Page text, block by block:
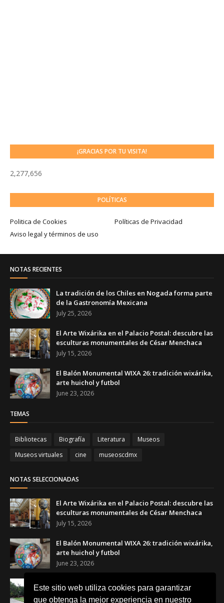
Este sitio web utiliza cookies para garantizar
que obtenga la mejor experiencia en nuestro
¡GRACIAS POR TU VISITA!
2,277,656
POLÍTICAS
Politica de Cookies
Políticas de Privacidad
Aviso legal y términos de uso
NOTAS RECIENTES
La tradición de los Chiles en Nogada forma parte
de la Gastronomía Mexicana
July 25, 2026
El Arte Wixárika en el Palacio Postal: descubre las
esculturas monumentales de César Menchaca
July 15, 2026
El Balón Monumental WIXA 26: tradición wixárika,
arte huichol y futbol
June 23, 2026
TEMAS
Bibliotecas Biografía Literatura
Museos
Museos virtuales
cine museoscdmx
NOTAS SELECCIONADAS
El Arte Wixárika en el Palacio Postal: descubre las
esculturas monumentales de César Menchaca
July 15, 2026
El Balón Monumental WIXA 26: tradición wixárika,
arte huichol y futbol
June 23, 2026
Canchas Desiguales en el Museo Tamayo: el arte
que transforma el futbol en una reflexión social